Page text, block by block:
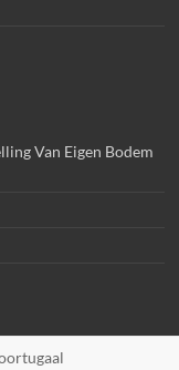
Van Eigen Bodem